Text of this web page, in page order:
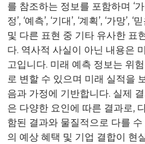
를 참조하는 정보를 포함하며 ‘가
정’, ‘예측’, ‘기대’, ‘계획’, ‘가망’, ‘
및 다른 표현 중 기타 유사한 표
다. 역사적 사실이 아닌 내용은
고입니다. 미래 예측 정보는 위
로 변할 수 있으며 미래 실적을
음과 가정에 기반합니다. 실제
은 다양한 요인에 따른 결과로,
함된 결과와 물질적으로 다를
의 예상 혜택 및 기업 결합이 현